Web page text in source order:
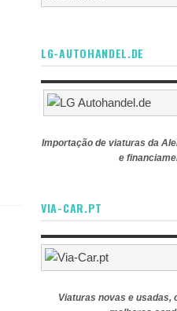
LG-AUTOHANDEL.DE
Importação de viaturas da
e
VIA-CAR.PT
Viaturas novas e usadas,